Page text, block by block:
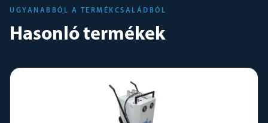
UGYANABBÓL A TERMÉKCSALÁDBÓL
Hasonló termékek